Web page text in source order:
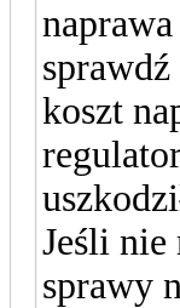
koszt
Jeśli
sprawy